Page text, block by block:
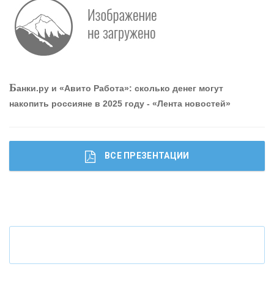
Работа мечты. Что банки делают для того, чтобы
привлечь и удержать персонал - «Интервью»
Что будет с наличными деньгами при цифровом
Банки.ру и «Авито Работа»: сколько денег могут
накопить россияне в 2025 году - «Лента новостей»
ВСЕ ПРЕЗЕНТАЦИИ